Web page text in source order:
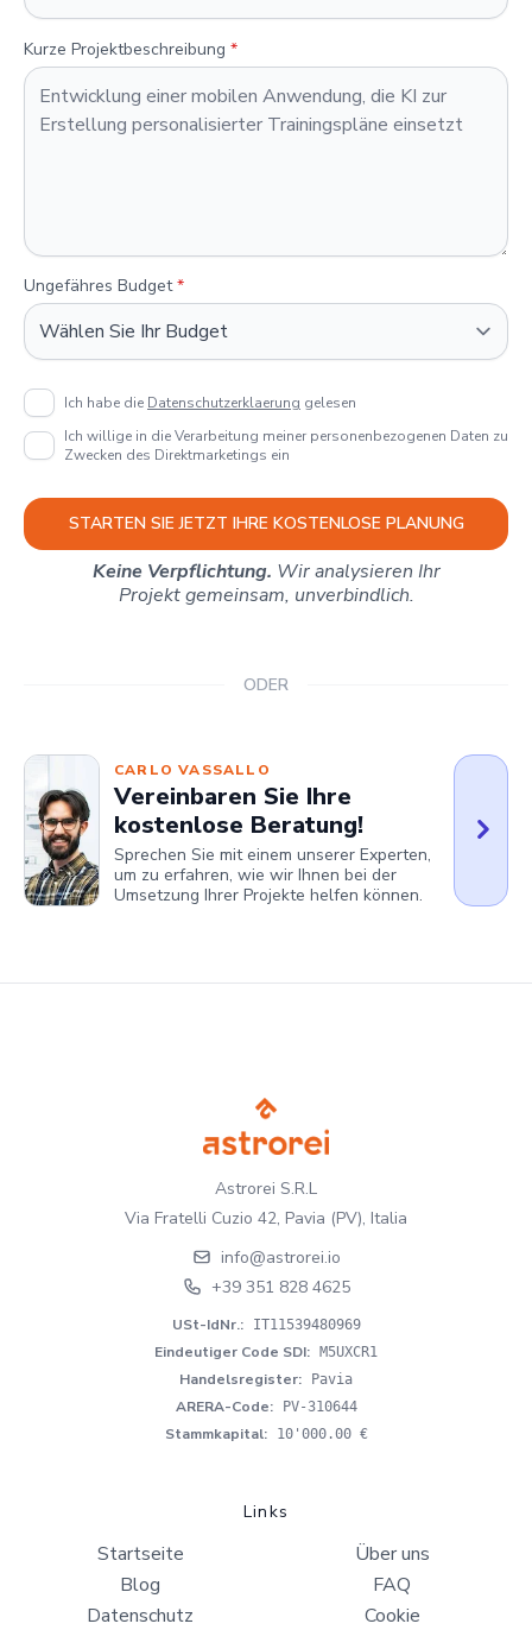
Kurze Projektbeschreibung *
Ungefähres Budget *
Ich habe die Datenschutzerklaerung gelesen
Ich willige in die Verarbeitung meiner personenbezogenen Daten zu
Zwecken des Direktmarketings ein
STARTEN SIE JETZT IHRE KOSTENLOSE PLANUNG
Keine Verpflichtung. Wir analysieren Ihr
Projekt gemeinsam, unverbindlich.
ODER
CARLO VASSALLO
Vereinbaren Sie Ihre
kostenlose Beratung!
Sprechen Sie mit einem unserer Experten,
um zu erfahren, wie wir Ihnen bei der
Umsetzung Ihrer Projekte helfen können.
Astrorei S.R.L
Via Fratelli Cuzio 42, Pavia (PV), Italia
info@astrorei.io
+39 351 828 4625
USt-IdNr.: IT11539480969
Eindeutiger Code SDI: M5UXCR1
Handelsregister: Pavia
ARERA-Code: PV-310644
Stammkapital: 10'000.00 €
Links
Startseite
Über uns
Blog
FAQ
Datenschutz
Cookie